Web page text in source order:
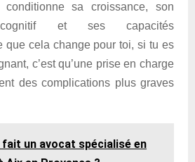
sa croissance, son
cognitif et ses capacités
que cela change pour toi, si tu es
c’est qu’une prise en charge
des complications plus graves
fait un avocat spécialisé en